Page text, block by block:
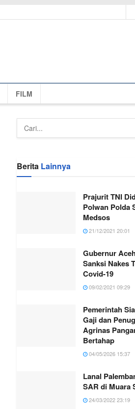
FILM
Berita Lainnya
Prajurit TNI
Polwan Polda
Medsos
21/12/2021 20:01
Gubernur
Sanksi Nakes
Covid-19
09/02/2021 09:29
Pemerintah
Gaji dan
Agrinas
Bertahap
04/05/2026 15:37
Lanal
SAR di Muara
24/03/2022 23:19